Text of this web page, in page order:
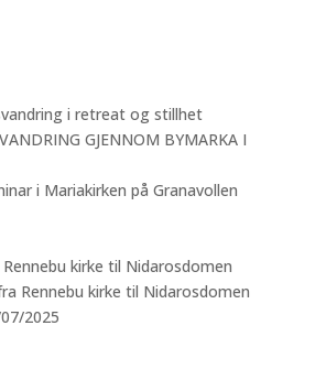
i retreat og stillhet
GJENNOM BYMARKA I
i Mariakirken på Granavollen
kirke til Nidarosdomen
07/2025